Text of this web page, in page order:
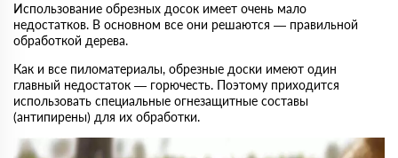
Использование обрезных досок имеет очень мало
недостатков. В основном все они решаются — правильной
обработкой дерева.
Как и все пиломатериалы, обрезные доски имеют один
главный недостаток — горючесть. Поэтому приходится
использовать специальные огнезащитные составы
(антипирены) для их обработки.